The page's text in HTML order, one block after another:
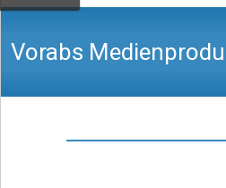
Vorabs
Nachrichten, Texte,